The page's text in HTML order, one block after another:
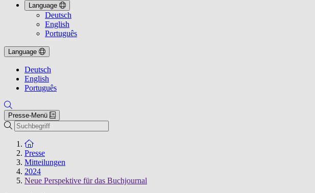
Language
Deutsch
English
Português
Language
Deutsch
English
Português
Presse-Menü
Suche
Zur Startseite
Presse
Mitteilungen
2024
Neue Perspektive für das Buchjournal